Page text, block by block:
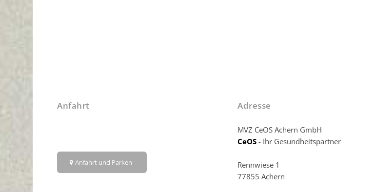
Anfahrt
Anfahrt und Parken
Adresse
MVZ CeOS Achern GmbH
CeOS - Ihr Gesundheitspartner
Rennwiese 1
77855 Achern